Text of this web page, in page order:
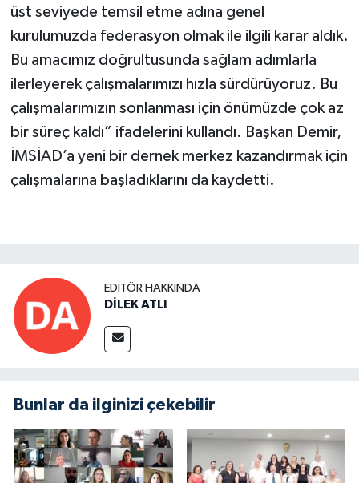
üst seviyede temsil etme adına genel
kurulumuzda federasyon olmak ile ilgili karar aldık.
Bu amacımız doğrultusunda sağlam adımlarla
ilerleyerek çalışmalarımızı hızla sürdürüyoruz. Bu
çalışmalarımızın sonlanması için önümüzde çok az
bir süreç kaldı” ifadelerini kullandı. Başkan Demir,
İMSİAD’a yeni bir dernek merkez kazandırmak için
çalışmalarına başladıklarını da kaydetti.
EDITÖR HAKKINDA
DİLEK ATLI
Bunlar da ilginizi çekebilir